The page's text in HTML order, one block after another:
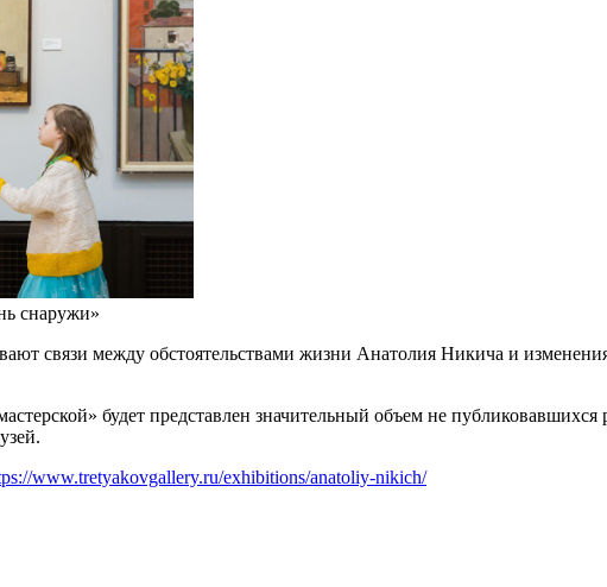
снаружи»
связи между обстоятельствами жизни Анатолия Никича и
будет представлен значительный объем не
www.tretyakovgallery.ru/exhibitions/anatoliy-nikich/